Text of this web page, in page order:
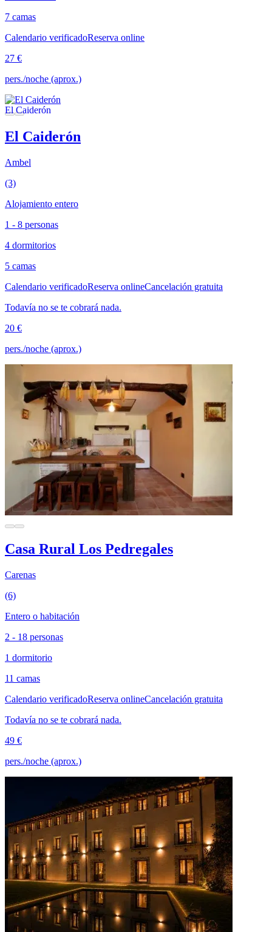
7 camas
Calendario verificadoReserva online
27 €
pers./noche (aprox.)
El Caiderón
Ambel
(3)
Alojamiento entero
1 - 8 personas
4 dormitorios
5 camas
Calendario verificadoReserva onlineCancelación gratuita
Todavía no se te cobrará nada.
20 €
pers./noche (aprox.)
Casa Rural Los Pedregales
Carenas
(6)
Entero o habitación
2 - 18 personas
1 dormitorio
11 camas
Calendario verificadoReserva onlineCancelación gratuita
Todavía no se te cobrará nada.
49 €
pers./noche (aprox.)